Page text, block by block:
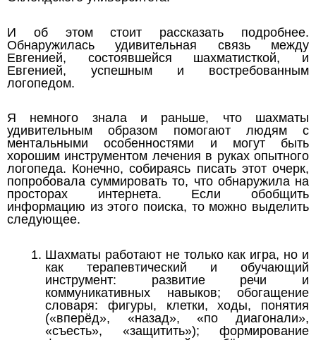
И об этом стоит рассказать подробнее.
Обнаружилась удивительная связь между
Евгенией, состоявшейся шахматисткой, и
Евгенией, успешным и востребованным
логопедом.
Я немного знала и раньше, что шахматы
удивительным образом помогают людям с
ментальными особенностями и могут быть
хорошим инструментом лечения в руках опытного
логопеда. Конечно, собираясь писать этот очерк,
попробовала суммировать то, что обнаружила на
просторах интернета. Если обобщить
информацию из этого поиска, то можно выделить
следующее.
Шахматы работают не только как игра, но и
как терапевтический и обучающий
инструмент: развитие речи и
коммуникативных навыков; обогащение
словаря: фигуры, клетки, ходы, понятия
(«вперёд», «назад», «по диагонали»,
«съесть», «защитить»); формирование